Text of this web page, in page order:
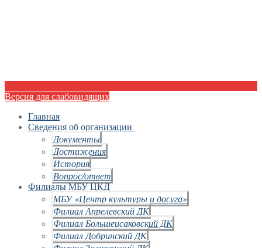
Версия для слабовидящих
Главная
Сведения об организации
Документы
Достижения
История
Вопрос/ответ
Филиалы МБУ ЦКД
МБУ «Центр культуры и досуга»
Филиал Апрелевский ДК
Филиал Большеисаковский ДК
Филиал Добринский ДК